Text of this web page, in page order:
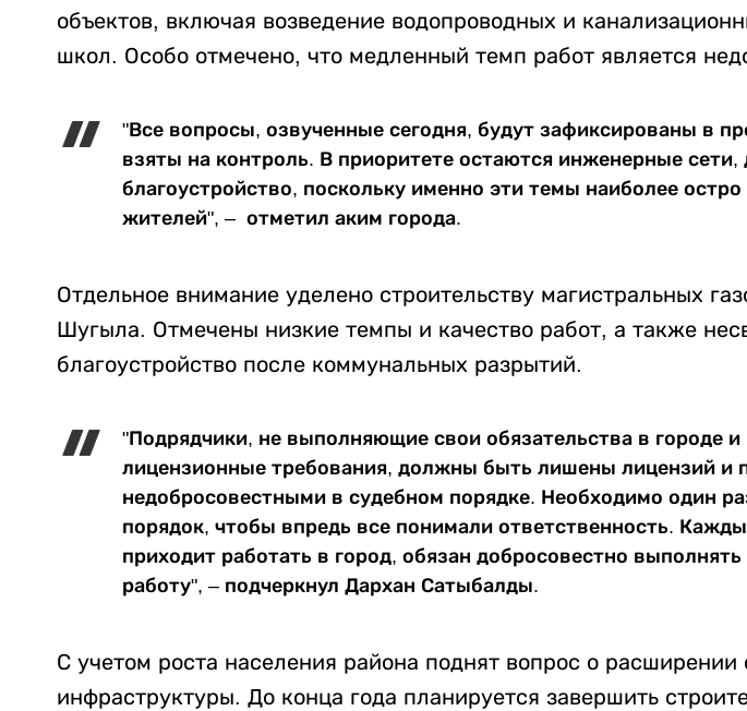
объектов, включая возведение водопроводных и
школ. Особо отмечено, что медленный темп работ является
"Все вопросы, озвученные сегодня, будут зафиксированы в
взяты на контроль. В приоритете остаются инженерные сети,
благоустройство, поскольку именно эти темы наиболее
жителей", – отметил аким города.
Отдельное внимание уделено строительству магистральных
Шугыла. Отмечены низкие темпы и качество работ, а также
благоустройство после коммунальных разрытий.
"Подрядчики, не выполняющие свои обязательства в городе
лицензионные требования, должны быть лишены лицензий и
недобросовестными в судебном порядке. Необходимо один
порядок, чтобы впредь все понимали ответственность.
приходит работать в город, обязан добросовестно
работу", – подчеркнул Дархан Сатыбалды.
С учетом роста населения района поднят вопрос о расширении
инфраструктуры. До конца года планируется завершить